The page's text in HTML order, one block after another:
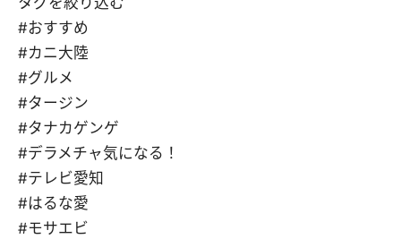
#おすすめ
#カニ大陸
#グルメ
#タージン
#タナカゲンゲ
#デラメチャ気になる！
#テレビ愛知
#はるな愛
#モサエビ